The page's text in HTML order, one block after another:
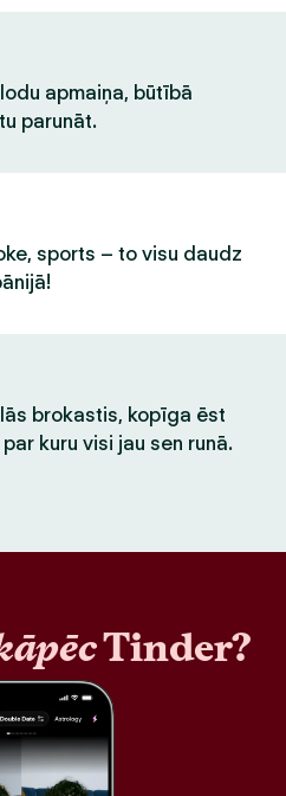
apmaiņa, būtībā
parunāt.
sports – to visu daudz
brokastis, kopīga ēst
kuru visi jau sen runā.
Tinder?